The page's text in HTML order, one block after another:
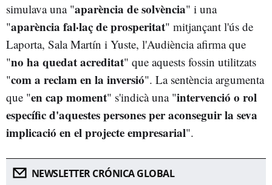
simulava una "aparència de solvència" i una
"aparència fal·laç de prosperitat" mitjançant l'ús de
Laporta, Sala Martín i Yuste, l'Audiència afirma que
"no ha quedat acreditat" que aquests fossin utilitzats
"com a reclam en la inversió". La sentència argumenta
que "en cap moment" s'indicà una "intervenció o rol
específic d'aquestes persones per aconseguir la seva
implicació en el projecte empresarial".
NEWSLETTER CRÓNICA GLOBAL